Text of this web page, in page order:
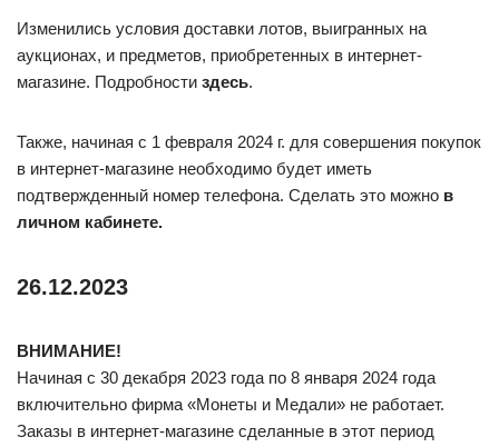
Изменились условия доставки лотов, выигранных на
аукционах, и предметов, приобретенных в интернет-
магазине. Подробности здесь.
Также, начиная с 1 февраля 2024 г. для совершения покупок
в интернет-магазине необходимо будет иметь
подтвержденный номер телефона. Сделать это можно в
личном кабинете.
26.12.2023
ВНИМАНИЕ!
Начиная с 30 декабря 2023 года по 8 января 2024 года
включительно фирма «Монеты и Медали» не работает.
Заказы в интернет-магазине сделанные в этот период